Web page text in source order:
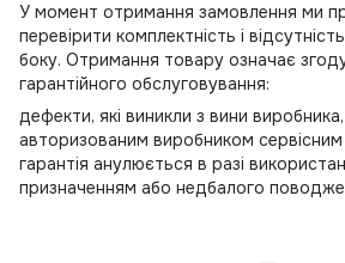
У момент отримання замовлення ми
перевірити комплектність і
боку. Отримання товару означає
гарантійного обслуговування:
дефекти, які виникли з вини
авторизованим виробником
гарантія анулюється в разі
призначенням або недбалого